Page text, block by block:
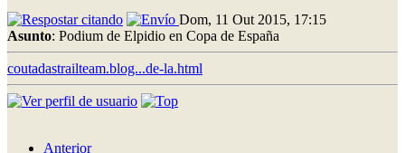
Dom, 11 Out 2015, 17:15
Asunto: Podium de Elpidio en Copa de España
coutadastrailteam.blog...de-la.html
Anterior